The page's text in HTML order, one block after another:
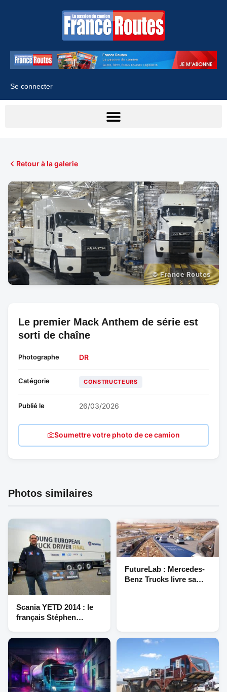
Se connecter
Retour à la galerie
© France Routes
Le premier Mack Anthem de série est
sorti de chaîne
Photographe DR
Catégorie CONSTRUCTEURS
Publié le 26/03/2026
Soumettre votre photo de ce camion
Photos similaires
Scania YETD 2014 : le
français Stéphen
FutureLab : Mercedes-
Benz Trucks livre sa